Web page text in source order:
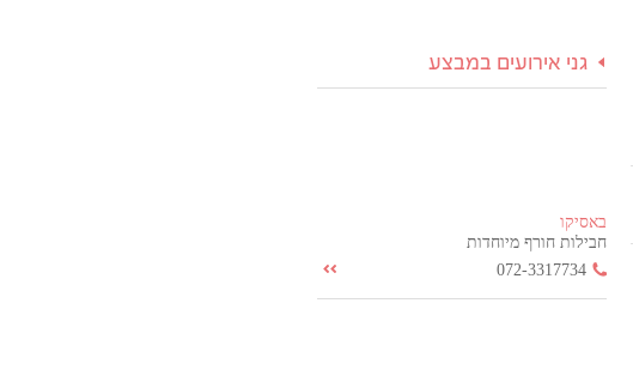
גני אירועים במבצע
באסיקו
חבילות חורף מיוחדות
072-3317734